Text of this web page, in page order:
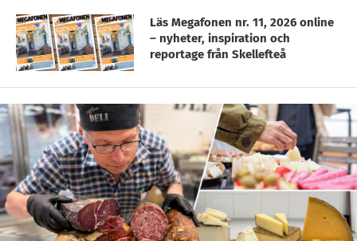
Läs Megafonen nr. 11, 2026 online
– nyheter, inspiration och
reportage från Skellefteå